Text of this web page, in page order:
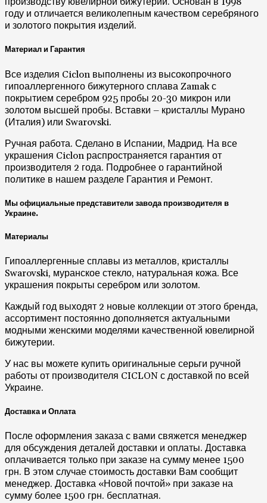
году и отличается великолепным качеством серебряного
и золотого покрытия изделий.
Материал и Гарантия
Все изделия Ciclon выполнены из высокопрочного
гипоаллергенного бижутерного сплава Zamak с
покрытием серебром 925 пробы 20-30 микрон или
золотом высшей пробы. Вставки – кристаллы Мурано
(Италия) или Swarovski.
Ручная работа. Сделано в Испании, Мадрид. На все
украшения Ciclon распространяется гарантия от
производителя 2 года. Подробнее о гарантийной
политике в нашем разделе Гарантия и Ремонт.
Мы официальные представители завода производителя в
Украине.
Материалы
Гипоаллергенные сплавы из металлов, кристаллы
Swarovski, муранское стекло, натуральная кожа. Все
украшения покрыты серебром или золотом.
Каждый год выходят 2 новые коллекции от этого бренда,
ассортимент постоянно дополняется актуальными
модными женскими моделями качественной ювелирной
бижутерии.
У нас вы можете купить оригинальные серьги ручной
работы от производителя CICLON с доставкой по всей
Украине.
Доставка и Оплата
После оформления заказа с вами свяжется менеджер
для обсуждения деталей доставки и оплаты. Доставка
оплачивается только при заказе на сумму менее 1500
грн. В этом случае стоимость доставки Вам сообщит
менеджер. Доставка «Новой почтой» при заказе на
сумму более 1500 грн. бесплатная.